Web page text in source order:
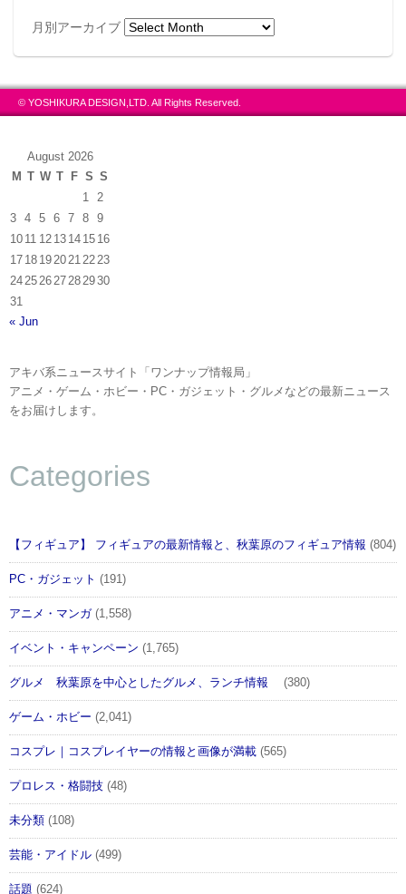
月別アーカイブ
© YOSHIKURA DESIGN,LTD. All Rights Reserved.
August 2026
M T W T F S S
1
2
3
4 5 6 7 8
9
10 11 12 13 14 15 16
17 18 19 20 21 22 23
24 25 26 27 28 2930
31
« Jun
アキバ系ニュースサイト「ワンナップ情報局」
アニメ・ゲーム・ホビー・PC・ガジェット・グルメなどの最新ニュース
をお届けします。
Categories
【フィギュア】 フィギュアの最新情報と、秋葉原のフィギュア情報 (804)
PC・ガジェット (191)
アニメ・マンガ(1,558)
イベント・キャンペーン (1,765)
グルメ 秋葉原を中心としたグルメ、ランチ情報 (380)
ゲーム・ホビー (2,041)
コスプレ｜コスプレイヤーの情報と画像が満載 (565)
プロレス・格闘技 (48)
未分類 (108)
芸能・アイドル (499)
話題 (624)